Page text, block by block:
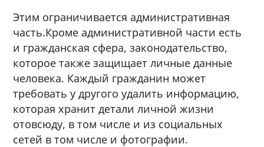
Этим ограничивается административная
часть.Кроме административной части есть
и гражданская сфера, законодательство,
которое также защищает личные данные
человека. Каждый гражданин может
требовать у другого удалить информацию,
которая хранит детали личной жизни
отовсюду, в том числе и из социальных
сетей в том числе и фотографии.